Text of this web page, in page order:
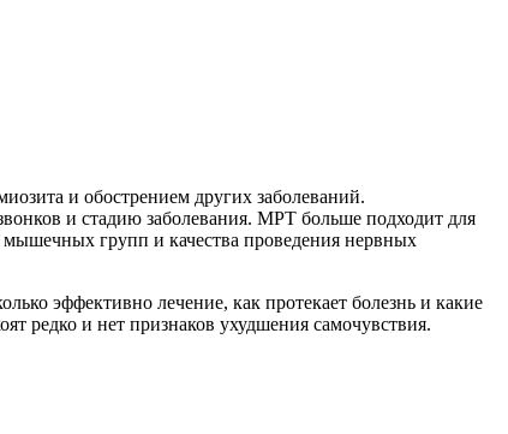
и обострением других заболеваний.
и стадию заболевания. МРТ больше подходит для
групп и качества проведения нервных
эффективно лечение, как протекает болезнь и какие
редко и нет признаков ухудшения самочувствия.